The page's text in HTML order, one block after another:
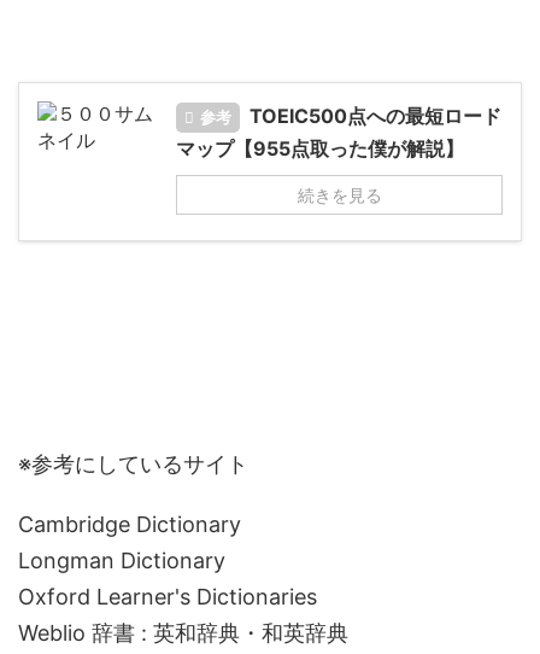
参考
TOEIC500点への最短ロード
マップ【955点取った僕が解説】
続きを見る
※参考にしているサイト
Cambridge Dictionary
Longman Dictionary
Oxford Learner's Dictionaries
Weblio 辞書 : 英和辞典・和英辞典